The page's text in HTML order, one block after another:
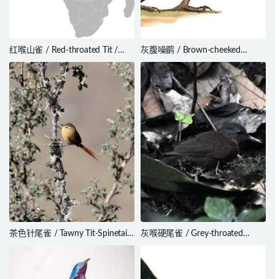
红喉山雀 / Red-throated Tit /
Melaniparus fringillinus
灰腹噪鹛 / Brown-cheeked
Laughingthrush / Trochalopteron
henrici
茶色针尾雀 / Tawny Tit-Spinetail
/ Sylviorthorhynchus yanacensis
灰喉硬尾雀 / Grey-throated